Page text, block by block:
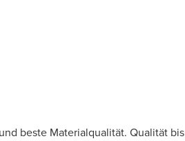
beste Materialqualität. Qualität bis